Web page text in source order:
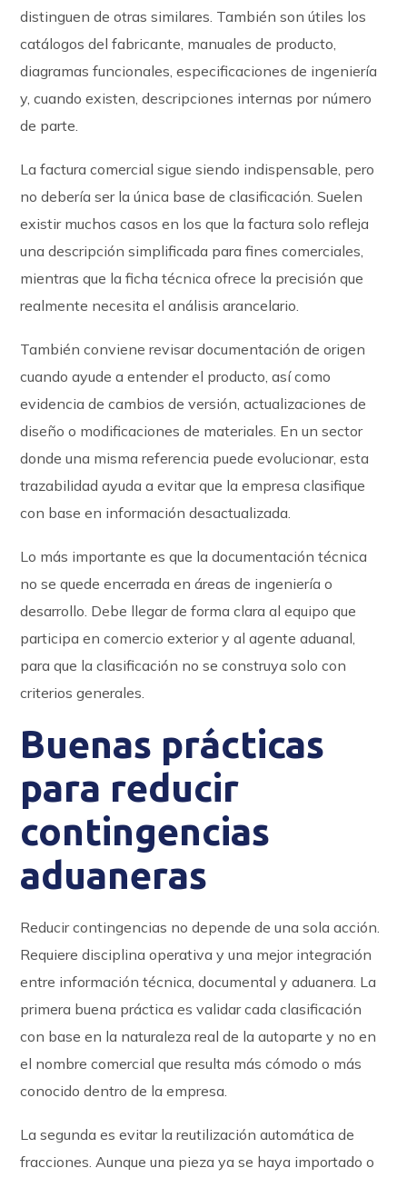
distinguen de otras similares. También son útiles los
catálogos del fabricante, manuales de producto,
diagramas funcionales, especificaciones de ingeniería
y, cuando existen, descripciones internas por número
de parte.
La factura comercial sigue siendo indispensable, pero
no debería ser la única base de clasificación. Suelen
existir muchos casos en los que la factura solo refleja
una descripción simplificada para fines comerciales,
mientras que la ficha técnica ofrece la precisión que
realmente necesita el análisis arancelario.
También conviene revisar documentación de origen
cuando ayude a entender el producto, así como
evidencia de cambios de versión, actualizaciones de
diseño o modificaciones de materiales. En un sector
donde una misma referencia puede evolucionar, esta
trazabilidad ayuda a evitar que la empresa clasifique
con base en información desactualizada.
Lo más importante es que la documentación técnica
no se quede encerrada en áreas de ingeniería o
desarrollo. Debe llegar de forma clara al equipo que
participa en comercio exterior y al agente aduanal,
para que la clasificación no se construya solo con
criterios generales.
Buenas prácticas
para reducir
contingencias
aduaneras
Reducir contingencias no depende de una sola acción.
Requiere disciplina operativa y una mejor integración
entre información técnica, documental y aduanera. La
primera buena práctica es validar cada clasificación
con base en la naturaleza real de la autoparte y no en
el nombre comercial que resulta más cómodo o más
conocido dentro de la empresa.
La segunda es evitar la reutilización automática de
fracciones. Aunque una pieza ya se haya importado o